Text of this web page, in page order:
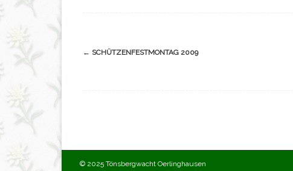
Navigation
← SCHÜTZENFESTMONTAG 2009
© 2025 Tönsbergwacht Oerlinghausen